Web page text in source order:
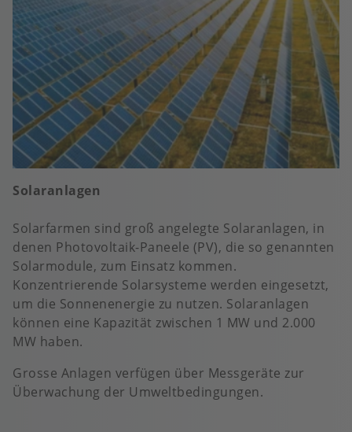
Solaranlagen
Solarfarmen sind groß angelegte Solaranlagen, in
denen Photovoltaik-Paneele (PV), die so genannten
Solarmodule, zum Einsatz kommen.
Konzentrierende Solarsysteme werden eingesetzt,
um die Sonnenenergie zu nutzen. Solaranlagen
können eine Kapazität zwischen 1 MW und 2.000
MW haben.
Grosse Anlagen verfügen über Messgeräte zur
Überwachung der Umweltbedingungen.